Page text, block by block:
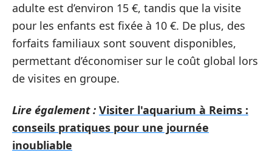
adulte est d’environ 15 €, tandis que la visite
pour les enfants est fixée à 10 €. De plus, des
forfaits familiaux sont souvent disponibles,
permettant d’économiser sur le coût global lors
de visites en groupe.
Lire également : Visiter l'aquarium à Reims :
conseils pratiques pour une journée
inoubliable